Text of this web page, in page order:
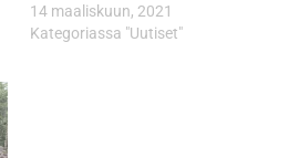
14 maaliskuun, 2021
Kategoriassa "Uutiset"